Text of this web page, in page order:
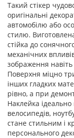
Такий стікер
оригінальні
автомобілю або
стилю.
стійка до
механічних
зображення
Поверхня міцно
інших гладких
рівно, а при
Наклейка ідеально
велосипедів,
стане стильним і
персонального